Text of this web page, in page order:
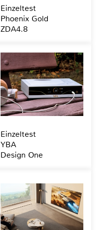
Einzeltest
Phoenix Gold
ZDA4.8
Einzeltest
YBA
Design One